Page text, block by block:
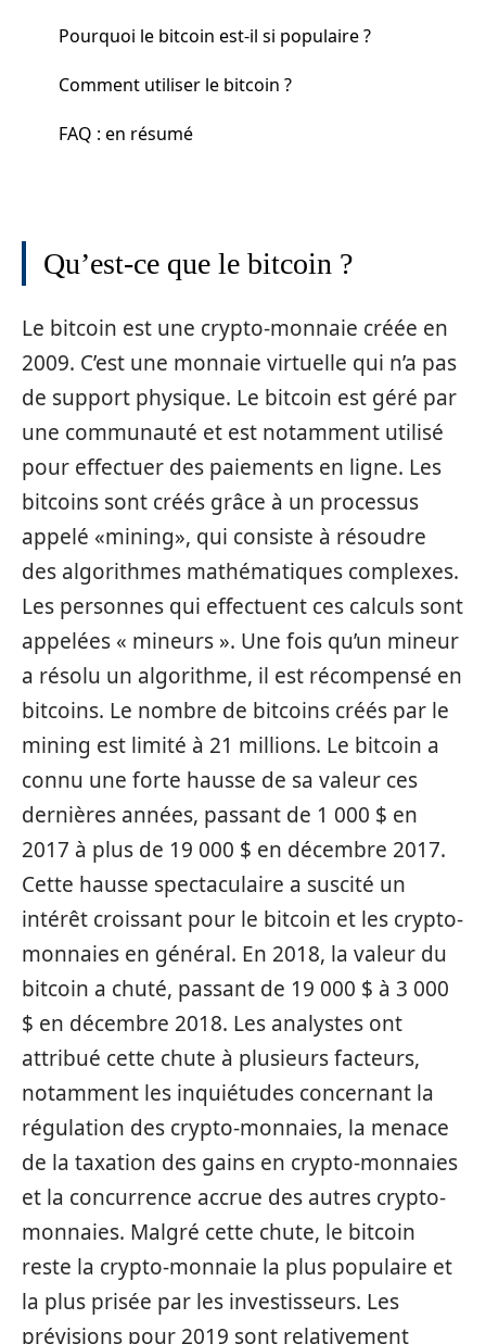
Pourquoi le bitcoin est-il si populaire ?
Comment utiliser le bitcoin ?
FAQ : en résumé
Qu’est-ce que le bitcoin ?
Le bitcoin est une crypto-monnaie créée en
2009. C’est une monnaie virtuelle qui n’a pas
de support physique. Le bitcoin est géré par
une communauté et est notamment utilisé
pour effectuer des paiements en ligne. Les
bitcoins sont créés grâce à un processus
appelé «mining», qui consiste à résoudre
des algorithmes mathématiques complexes.
Les personnes qui effectuent ces calculs sont
appelées « mineurs ». Une fois qu’un mineur
a résolu un algorithme, il est récompensé en
bitcoins. Le nombre de bitcoins créés par le
mining est limité à 21 millions. Le bitcoin a
connu une forte hausse de sa valeur ces
dernières années, passant de 1 000 $ en
2017 à plus de 19 000 $ en décembre 2017.
Cette hausse spectaculaire a suscité un
intérêt croissant pour le bitcoin et les crypto-
monnaies en général. En 2018, la valeur du
bitcoin a chuté, passant de 19 000 $ à 3 000
$ en décembre 2018. Les analystes ont
attribué cette chute à plusieurs facteurs,
notamment les inquiétudes concernant la
régulation des crypto-monnaies, la menace
de la taxation des gains en crypto-monnaies
et la concurrence accrue des autres crypto-
monnaies. Malgré cette chute, le bitcoin
reste la crypto-monnaie la plus populaire et
la plus prisée par les investisseurs. Les
prévisions pour 2019 sont relativement